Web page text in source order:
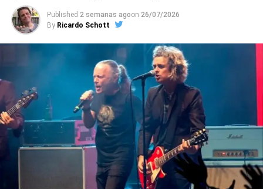
RELATED TOPICS: 30 ANOS FEATURED
O GUARDA-COSTAS
PEARL JAM
Aquela vez em que bati um papo com Sidney
DON'T MISS
4 discos: Jeff Beck
Marcos Lauro
Radialista, jornalista, produtor, locutor. Ou seja: comunico! E
Published 2 semanas agoon 26/07/2026
By Ricardo Schott